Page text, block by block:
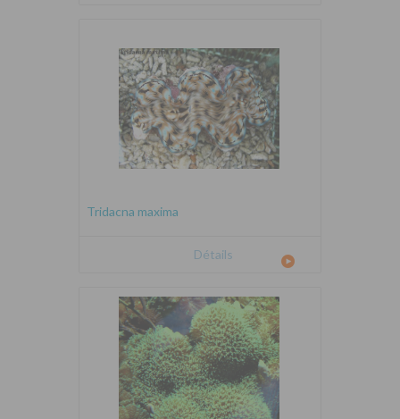
Tridacna maxima
Détails